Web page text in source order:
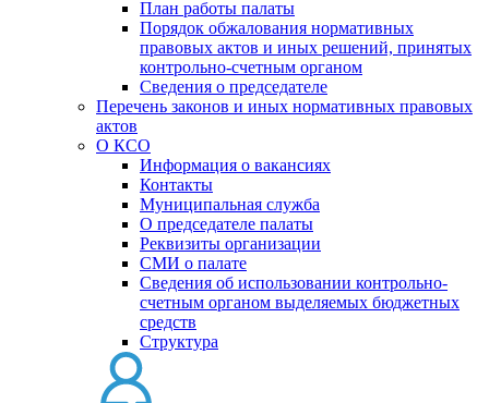
План работы палаты
Порядок обжалования нормативных
правовых актов и иных решений, принятых
контрольно-счетным органом
Сведения о председателе
Перечень законов и иных нормативных правовых
актов
О КСО
Информация о вакансиях
Контакты
Муниципальная служба
О председателе палаты
Реквизиты организации
СМИ о палате
Сведения об использовании контрольно-
счетным органом выделяемых бюджетных
средств
Структура